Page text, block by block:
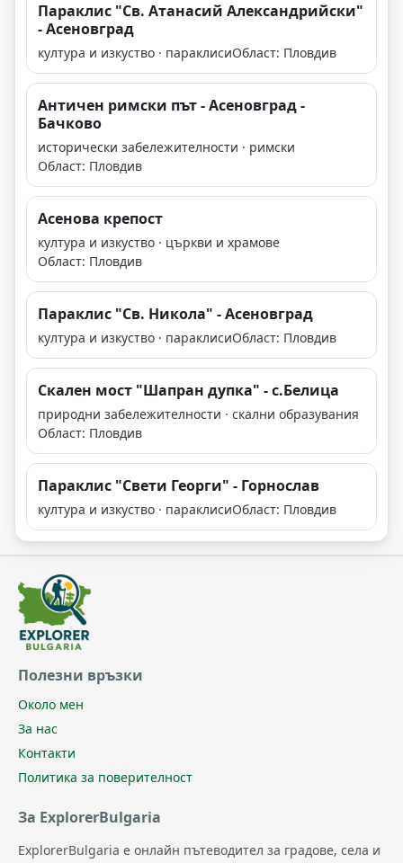
Параклис "Св. Атанасий Александрийски"
- Асеновград
култура и изкуство · параклисиОбласт: Пловдив
Античен римски път - Асеновград -
Бачково
исторически забележителности · римски
Област: Пловдив
Асенова крепост
култура и изкуство · църкви и храмове
Област: Пловдив
Параклис "Св. Никола" - Асеновград
култура и изкуство · параклисиОбласт: Пловдив
Скален мост "Шапран дупка" - с.Белица
природни забележителности · скални образувания
Област: Пловдив
Параклис "Свети Георги" - Горнослав
култура и изкуство · параклисиОбласт: Пловдив
Полезни връзки
Около мен
За нас
Контакти
Политика за поверителност
За ExplorerBulgaria
ExplorerBulgaria е онлайн пътеводител за градове, села и